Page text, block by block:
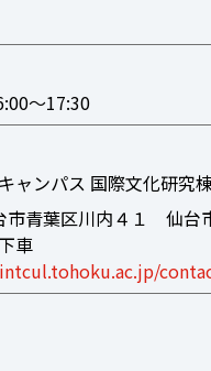
〜17:30
ャンパス 国際文化研究
市青葉区川内４１ 仙台
車